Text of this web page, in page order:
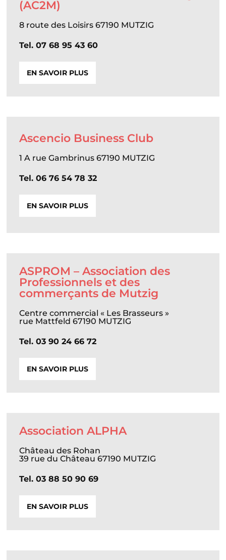
(AC2M)
8 route des Loisirs 67190 MUTZIG
Tel. 07 68 95 43 60
EN SAVOIR PLUS
Ascencio Business Club
1 A rue Gambrinus 67190 MUTZIG
Tel. 06 76 54 78 32
EN SAVOIR PLUS
ASPROM – Association des
Professionnels et des
commerçants de Mutzig
Centre commercial « Les Brasseurs »
rue Mattfeld 67190 MUTZIG
Tel. 03 90 24 66 72
EN SAVOIR PLUS
Association ALPHA
Château des Rohan
39 rue du Château 67190 MUTZIG
Tel. 03 88 50 90 69
EN SAVOIR PLUS